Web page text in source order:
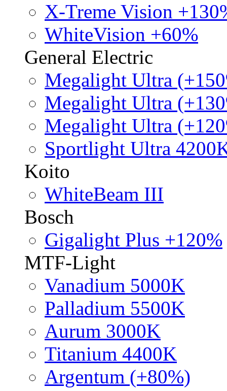
X-Treme Vision
WhiteVision +60%
General Electric
Megalight Ultra
Megalight Ultra
Megalight Ultra
Sportlight Ultra
Koito
WhiteBeam III
Bosch
Gigalight Plus +120%
MTF-Light
Vanadium 5000K
Palladium 5500K
Aurum 3000K
Titanium 4400K
Argentum (+80%)